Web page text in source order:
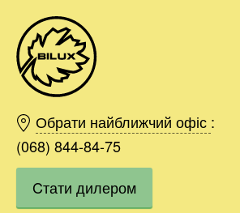
Обрати найближчий офіс :
(068) 844-84-75
Cтати дилером
Київ
Харків
Одесса
Дніпро
Івано-Франківськ